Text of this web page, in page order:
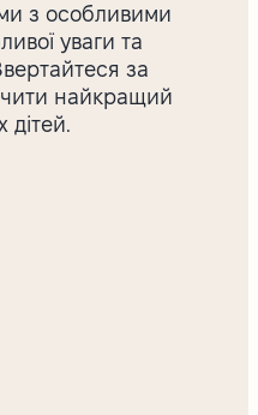
з особливими
уваги та
за
найкращий
дітей.